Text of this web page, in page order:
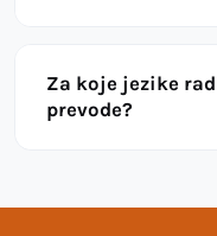
Za koje jezike
prevode?